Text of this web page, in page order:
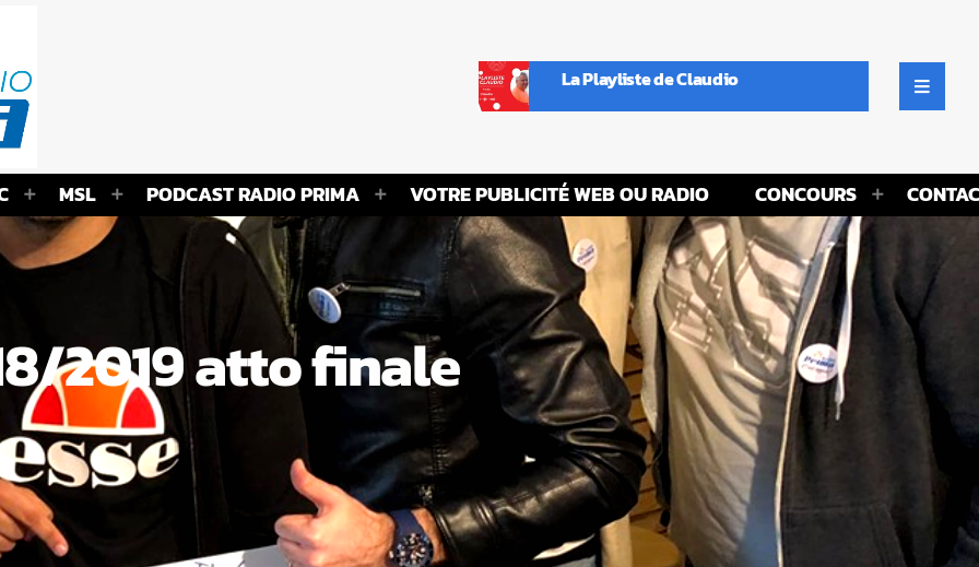
La Playliste de Claudio
MSL PODCAST RADIO PRIMA VOTRE PUBLICITÉ WEB OU RADIO CONCOURS
2019 atto finale